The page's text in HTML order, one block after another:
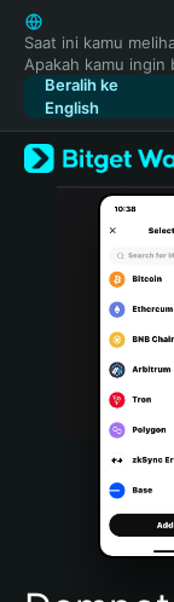
English
日本語
Tiếng Việt
Русский
Español
Türkçe
Italiano
Português
Bahasa Indonesia
Português (Brasil)
Español
Saat ini kamu
Apakah kamu ingin
Beralih ke
English